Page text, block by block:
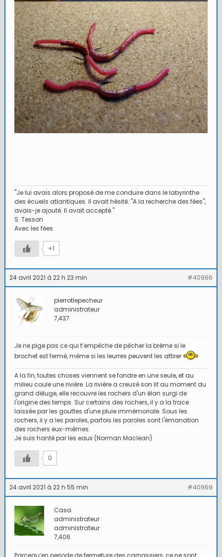
"Je lui avais alors proposé de me conduire dans le labyrinthe
des écueils atlantiques. Il avait hésité. "A la recherche des fées",
avais-je ajouté. Il avait accepté."
S. Tesson
Avec les fées
+1
24 avril 2021 à 22 h 23 min #40966
pierrotlepecheur
administrateur
7,437
Je ne pige pas ce qui t’empêche de pêcher la brème si le
brochet est fermé, même si les leurres peuvent les attirer
A la fin, toutes choses viennent se fondre en une seule, et au
milieu coule une rivière. La rivière a creusé son lit au moment du
grand déluge, elle recouvre les rochers d'un élan surgi de
l'origine des temps. Sur certains des rochers, il y a la trace
laissée par les gouttes d'une pluie immémoriale. Sous les
rochers, il y a les paroles, parfois les paroles sont l'émanation
des rochers eux-mêmes.
Je suis hanté par les eaux (Norman Maclean)
0
24 avril 2021 à 22 h 55 min #40969
Casa
administrateur
administrateur
7,406
Parcequ’en periode de fermeture des carnassiers, ce ne sont